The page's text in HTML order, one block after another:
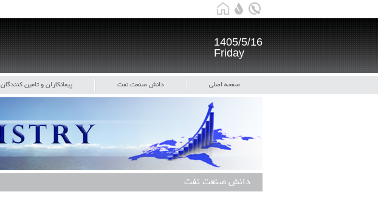
1405/5/16
Friday
صفحه اصلی دانش صنعت نفت پیمانکاران و تامین کنندگان
دانش صنعت نفت